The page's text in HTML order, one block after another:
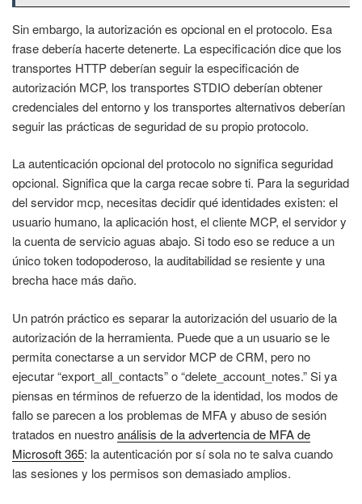
Sin embargo, la autorización es opcional en el protocolo. Esa
frase debería hacerte detenerte. La especificación dice que los
transportes HTTP deberían seguir la especificación de
autorización MCP, los transportes STDIO deberían obtener
credenciales del entorno y los transportes alternativos deberían
seguir las prácticas de seguridad de su propio protocolo.
La autenticación opcional del protocolo no significa seguridad
opcional. Significa que la carga recae sobre ti. Para la seguridad
del servidor mcp, necesitas decidir qué identidades existen: el
usuario humano, la aplicación host, el cliente MCP, el servidor y
la cuenta de servicio aguas abajo. Si todo eso se reduce a un
único token todopoderoso, la auditabilidad se resiente y una
brecha hace más daño.
Un patrón práctico es separar la autorización del usuario de la
autorización de la herramienta. Puede que a un usuario se le
permita conectarse a un servidor MCP de CRM, pero no
ejecutar “export_all_contacts” o “delete_account_notes.” Si ya
piensas en términos de refuerzo de la identidad, los modos de
fallo se parecen a los problemas de MFA y abuso de sesión
tratados en nuestroanálisis de la advertencia de MFA de
Microsoft 365: la autenticación por sí sola no te salva cuando
las sesiones y los permisos son demasiado amplios.